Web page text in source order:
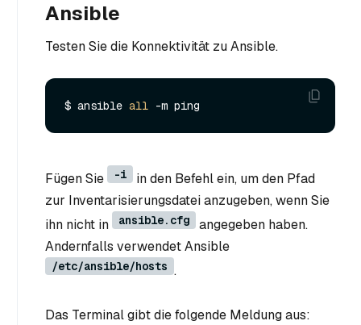
Ansible
Testen Sie die Konnektivität zu Ansible.
$ ansible all
Fügen Sie -i
in den Befehl ein, um den Pfad
zur Inventarisierungsdatei anzugeben, wenn Sie
ihn nicht in
ansible.cfg
angegeben haben.
Andernfalls verwendet Ansible
/etc/ansible/hosts .
Das Terminal gibt die folgende Meldung aus: